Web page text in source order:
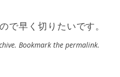
で早く切りたいです。
. Bookmark the permalink.